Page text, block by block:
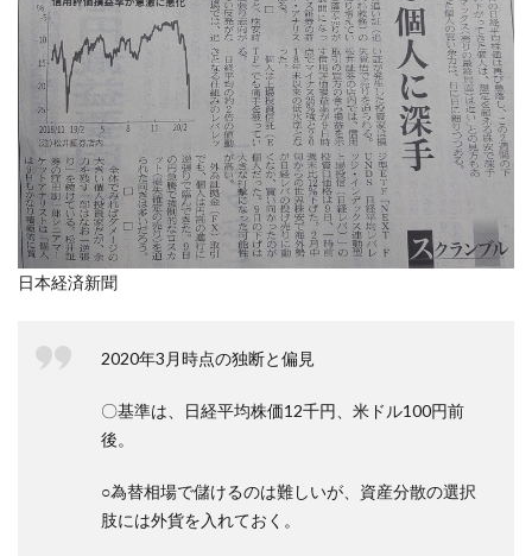
日本経済新聞
2020年3月時点の独断と偏見
〇基準は、日経平均株価12千円、米ドル100円前
後。
○為替相場で儲けるのは難しいが、資産分散の選択
肢には外貨を入れておく。